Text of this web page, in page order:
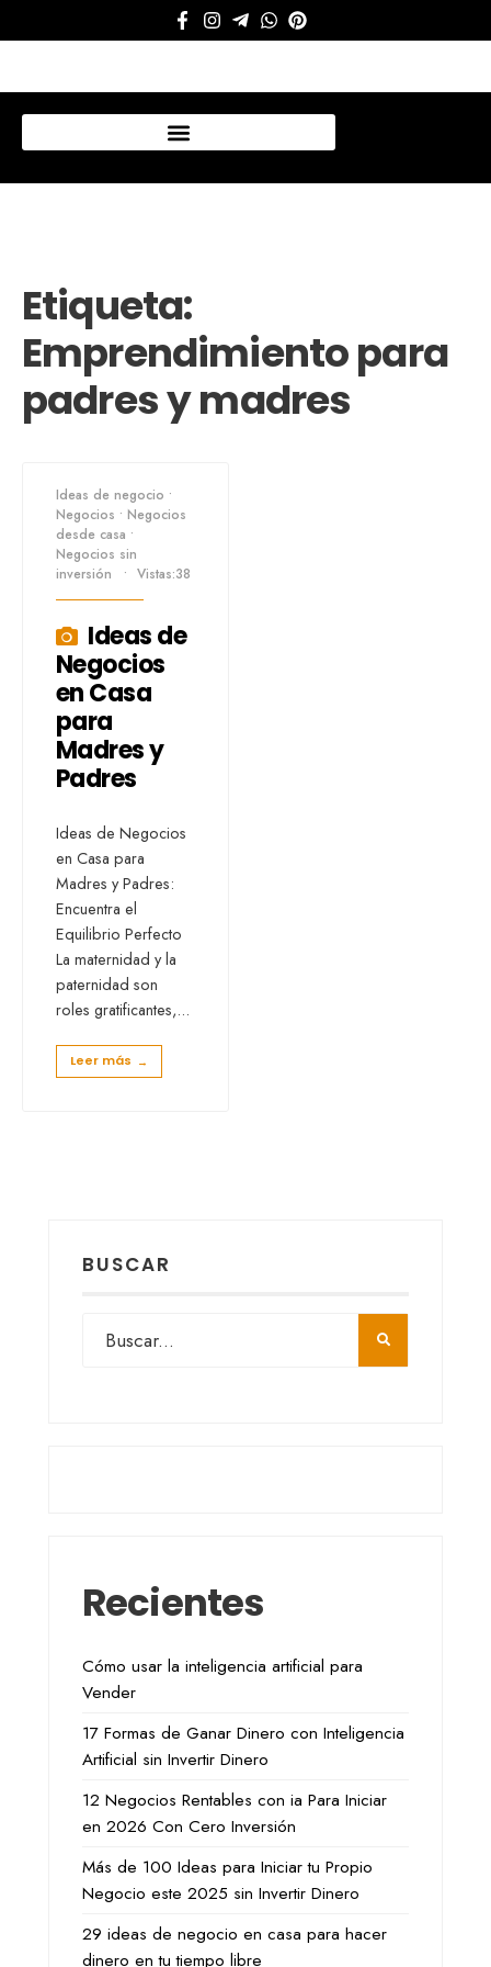
Etiqueta:
Emprendimiento para
padres y madres
Ideas de negocio •
Negocios • Negocios
desde casa •
Negocios sin
inversión
• Vistas:38
Ideas de
Negocios
en Casa
para
Madres y
Padres
Ideas de Negocios
en Casa para
Madres y Padres:
Encuentra el
Equilibrio Perfecto
La maternidad y la
paternidad son
roles gratificantes,...
Leer más →
BUSCAR
Recientes
Cómo usar la inteligencia artificial para
Vender
17 Formas de Ganar Dinero con Inteligencia
Artificial sin Invertir Dinero
12 Negocios Rentables con ia Para Iniciar
en 2026 Con Cero Inversión
Más de 100 Ideas para Iniciar tu Propio
Negocio este 2025 sin Invertir Dinero
29 ideas de negocio en casa para hacer
dinero en tu tiempo libre